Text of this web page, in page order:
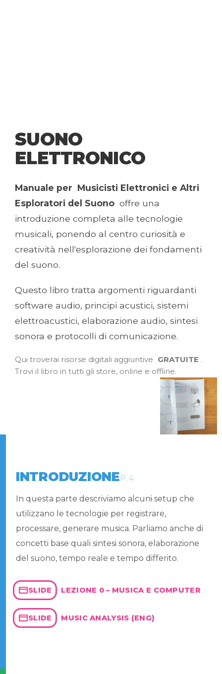
SUONO
ELETTRONICO
Manuale per Musicisti E ettronici e Altri
Esp oratori de Suono offre una
introduzione completa alle tecnologie
musicali, ponendo al centro curiosità e
creatività nell'esplorazione dei fondamenti
del suono.
Questo libro tratta argomenti riguardanti
software audio, principi acustici, sistemi
elettroacustici, elaborazione audio, sintesi
sonora e protocolli di comunicazione.
Qui troverai risorse digitali aggiuntive GRATUITE .
Trovi il libro in tutti gli store, online e offline.
INTRODUZIONE P. 4
In questa parte descriviamo alcuni setup che
utilizzano le tecnologie per registrare,
processare, generare musica. Parliamo anche di
concetti base quali sintesi sonora, elaborazione
del suono, tempo reale e tempo differito.
SLIDE LEZIONE 0 – MUSICA E COMPUTER
SLIDE MUSIC ANALYSIS (ENG)